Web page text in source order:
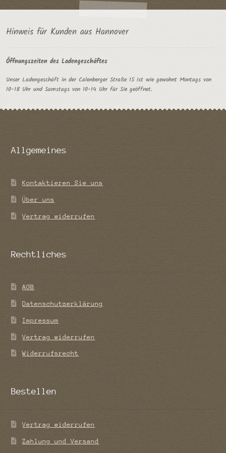
Hinweis für Kunden aus Hannover
Öffnungszeiten des Ladengeschäftes
Unser Ladengeschäft in der Calenberger Straße 15 ist wie gewohnt Montags von
10-18 Uhr und Samstags von 10-14 Uhr für Sie geöffnet.
Allgemeines
Kontaktieren Sie uns
Über uns
Vertrag widerrufen
Rechtliches
AGB
Datenschutzerklärung
Impressum
Vertrag widerrufen
Widerrufsrecht
Bestellen
Vertrag widerrufen
Zahlung und Versand